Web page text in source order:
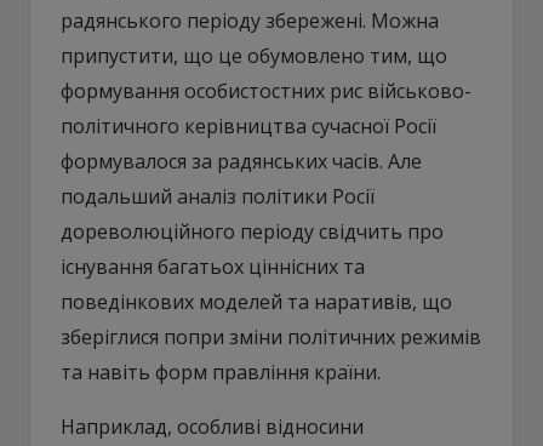
радянського періоду збережені. Можна
припустити, що це обумовлено тим, що
формування особистостних рис військово-
політичного керівництва сучасної Росії
формувалося за радянських часів. Але
подальший аналіз політики Росії
дореволюційного періоду свідчить про
існування багатьох ціннісних та
поведінкових моделей та наративів, що
зберіглися попри зміни політичних режимів
та навіть форм правління країни.
Наприклад, особливі відносини